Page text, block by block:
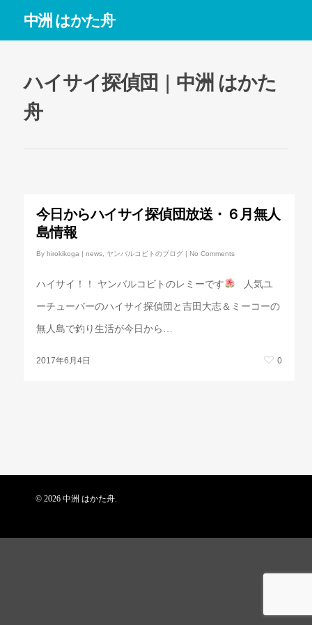
中洲 はかた舟
ハイサイ探偵団 | 中洲 はかた
舟
今日からハイサイ探偵団放送・６月無人
島情報
By hirokikoga | news, ヤンバルコビトのブログ | No Comments
ハイサイ！！ ヤンバルコビトのレミーです 人気ユ
ーチューバーのハイサイ探偵団と吉田大志＆ミーコーの
無人島で釣り生活が今日から…
2017年6月4日 0
© 2026 中洲 はかた舟.